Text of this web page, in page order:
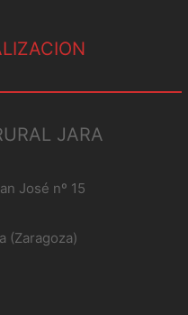
JARA
José nº 15
(Zaragoza)